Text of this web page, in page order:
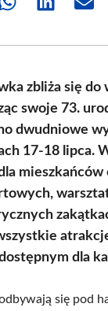
Share Share Share
zbliża się do
swoje 73.
dwudniowe
17-18 lipca.
dla
się pod